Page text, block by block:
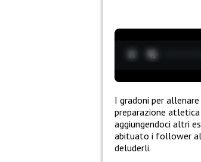
I gradoni per
preparazione
aggiungendoci altri
abituato i follower
deluderli.